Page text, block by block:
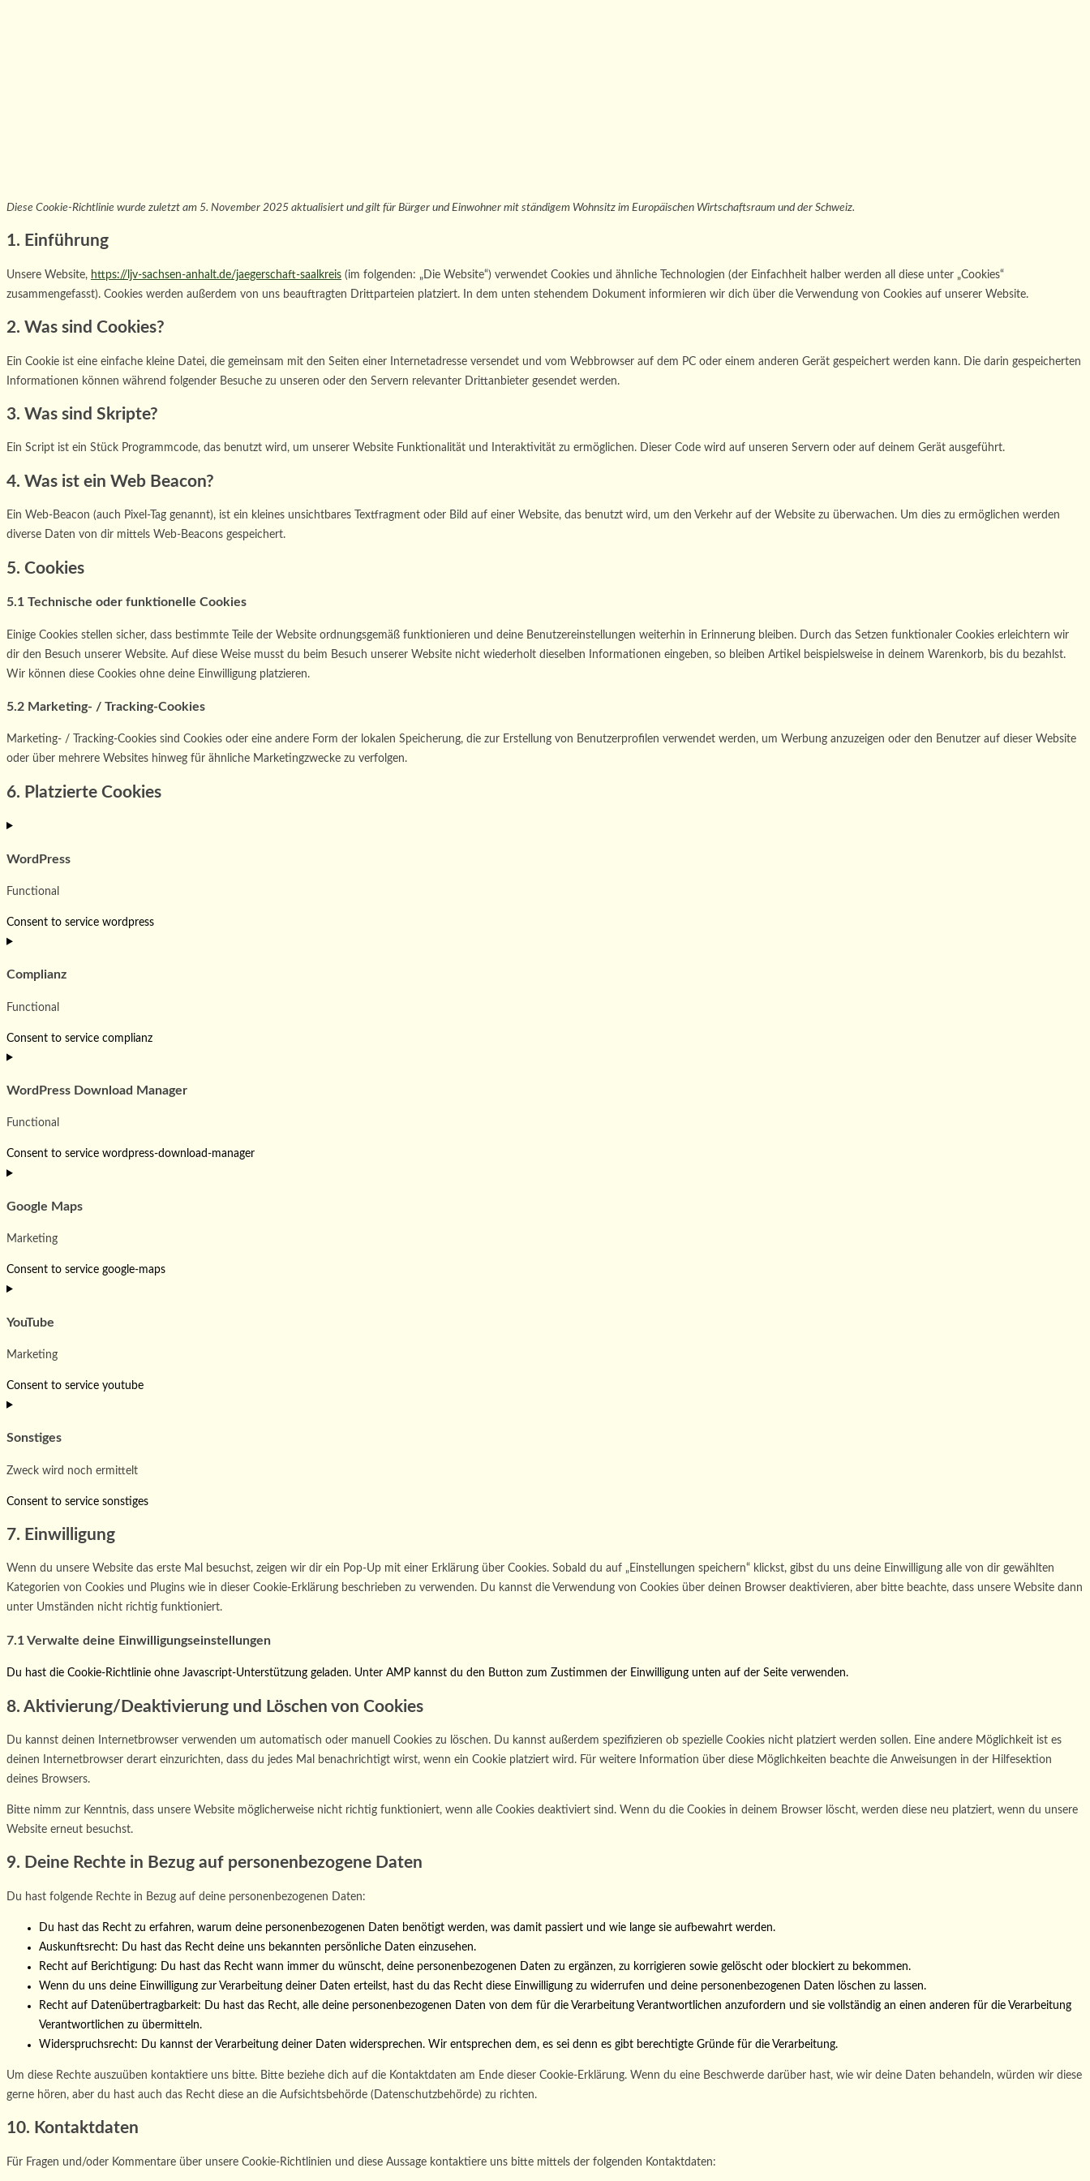
Diese Cookie-Richtlinie wurde zuletzt am 5. November 2025 aktualisiert und gilt für Bürger und Einwohner mit ständigem Wohnsitz im Europäischen Wirtschaftsraum und der Schweiz.
1. Einführung
Unsere Website, https://ljv-sachsen-anhalt.de/jaegerschaft-saalkreis (im folgenden: „Die Website“) verwendet Cookies und ähnliche Technologien (der Einfachheit halber werden all diese unter „Cookies“
zusammengefasst). Cookies werden außerdem von uns beauftragten Drittparteien platziert. In dem unten stehendem Dokument informieren wir dich über die Verwendung von Cookies auf unserer Website.
2. Was sind Cookies?
Ein Cookie ist eine einfache kleine Datei, die gemeinsam mit den Seiten einer Internetadresse versendet und vom Webbrowser auf dem PC oder einem anderen Gerät gespeichert werden kann. Die darin gespeicherten
Informationen können während folgender Besuche zu unseren oder den Servern relevanter Drittanbieter gesendet werden.
3. Was sind Skripte?
Ein Script ist ein Stück Programmcode, das benutzt wird, um unserer Website Funktionalität und Interaktivität zu ermöglichen. Dieser Code wird auf unseren Servern oder auf deinem Gerät ausgeführt.
4. Was ist ein Web Beacon?
Ein Web-Beacon (auch Pixel-Tag genannt), ist ein kleines unsichtbares Textfragment oder Bild auf einer Website, das benutzt wird, um den Verkehr auf der Website zu überwachen. Um dies zu ermöglichen werden
diverse Daten von dir mittels Web-Beacons gespeichert.
5. Cookies
5.1 Technische oder funktionelle Cookies
Einige Cookies stellen sicher, dass bestimmte Teile der Website ordnungsgemäß funktionieren und deine Benutzereinstellungen weiterhin in Erinnerung bleiben. Durch das Setzen funktionaler Cookies erleichtern wir
dir den Besuch unserer Website. Auf diese Weise musst du beim Besuch unserer Website nicht wiederholt dieselben Informationen eingeben, so bleiben Artikel beispielsweise in deinem Warenkorb, bis du bezahlst.
Wir können diese Cookies ohne deine Einwilligung platzieren.
5.2 Marketing- / Tracking-Cookies
Marketing- / Tracking-Cookies sind Cookies oder eine andere Form der lokalen Speicherung, die zur Erstellung von Benutzerprofilen verwendet werden, um Werbung anzuzeigen oder den Benutzer auf dieser Website
oder über mehrere Websites hinweg für ähnliche Marketingzwecke zu verfolgen.
6. Platzierte Cookies
WordPress
Functional
Consent to service wordpress
Complianz
Functional
Consent to service complianz
WordPress Download Manager
Functional
Consent to service wordpress-download-manager
Google Maps
Marketing
Consent to service google-maps
YouTube
Marketing
Consent to service youtube
Sonstiges
Zweck wird noch ermittelt
Consent to service sonstiges
7. Einwilligung
Wenn du unsere Website das erste Mal besuchst, zeigen wir dir ein Pop-Up mit einer Erklärung über Cookies. Sobald du auf „Einstellungen speichern“ klickst, gibst du uns deine Einwilligung alle von dir gewählten
Kategorien von Cookies und Plugins wie in dieser Cookie-Erklärung beschrieben zu verwenden. Du kannst die Verwendung von Cookies über deinen Browser deaktivieren, aber bitte beachte, dass unsere Website dann
unter Umständen nicht richtig funktioniert.
7.1 Verwalte deine Einwilligungseinstellungen
Du hast die Cookie-Richtlinie ohne Javascript-Unterstützung geladen. Unter AMP kannst du den Button zum Zustimmen der Einwilligung unten auf der Seite verwenden.
8. Aktivierung/Deaktivierung und Löschen von Cookies
Du kannst deinen Internetbrowser verwenden um automatisch oder manuell Cookies zu löschen. Du kannst außerdem spezifizieren ob spezielle Cookies nicht platziert werden sollen. Eine andere Möglichkeit ist es
deinen Internetbrowser derart einzurichten, dass du jedes Mal benachrichtigt wirst, wenn ein Cookie platziert wird. Für weitere Information über diese Möglichkeiten beachte die Anweisungen in der Hilfesektion
deines Browsers.
Bitte nimm zur Kenntnis, dass unsere Website möglicherweise nicht richtig funktioniert, wenn alle Cookies deaktiviert sind. Wenn du die Cookies in deinem Browser löscht, werden diese neu platziert, wenn du unsere
Website erneut besuchst.
9. Deine Rechte in Bezug auf personenbezogene Daten
Du hast folgende Rechte in Bezug auf deine personenbezogenen Daten:
Du hast das Recht zu erfahren, warum deine personenbezogenen Daten benötigt werden, was damit passiert und wie lange sie aufbewahrt werden.
Auskunftsrecht: Du hast das Recht deine uns bekannten persönliche Daten einzusehen.
Recht auf Berichtigung: Du hast das Recht wann immer du wünscht, deine personenbezogenen Daten zu ergänzen, zu korrigieren sowie gelöscht oder blockiert zu bekommen.
Wenn du uns deine Einwilligung zur Verarbeitung deiner Daten erteilst, hast du das Recht diese Einwilligung zu widerrufen und deine personenbezogenen Daten löschen zu lassen.
Recht auf Datenübertragbarkeit: Du hast das Recht, alle deine personenbezogenen Daten von dem für die Verarbeitung Verantwortlichen anzufordern und sie vollständig an einen anderen für die Verarbeitung
Verantwortlichen zu übermitteln.
Widerspruchsrecht: Du kannst der Verarbeitung deiner Daten widersprechen. Wir entsprechen dem, es sei denn es gibt berechtigte Gründe für die Verarbeitung.
Um diese Rechte auszuüben kontaktiere uns bitte. Bitte beziehe dich auf die Kontaktdaten am Ende dieser Cookie-Erklärung. Wenn du eine Beschwerde darüber hast, wie wir deine Daten behandeln, würden wir diese
gerne hören, aber du hast auch das Recht diese an die Aufsichtsbehörde (Datenschutzbehörde) zu richten.
10. Kontaktdaten
Für Fragen und/oder Kommentare über unsere Cookie-Richtlinien und diese Aussage kontaktiere uns bitte mittels der folgenden Kontaktdaten: